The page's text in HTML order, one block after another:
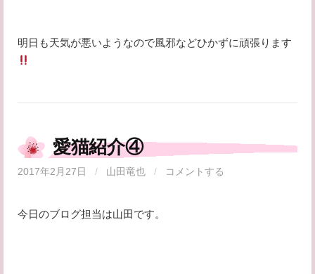
明日も天気が悪いようなので風邪などひかずに頑張ります
愛猫紹介④
2017年2月27日 / 山田竜也 / コメントする
今日のブログ担当は山田です。